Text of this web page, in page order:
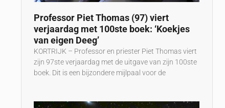
Professor Piet Thomas (97) viert
verjaardag met 100ste boek: ‘Koekjes
van eigen Deeg’
KORTRIJK – Professor en priester Piet Thomas viert
zijn 97ste verjaardag met de uitgave van zijn 100ste
boek. Dit is een bijzondere mijlpaal voor de